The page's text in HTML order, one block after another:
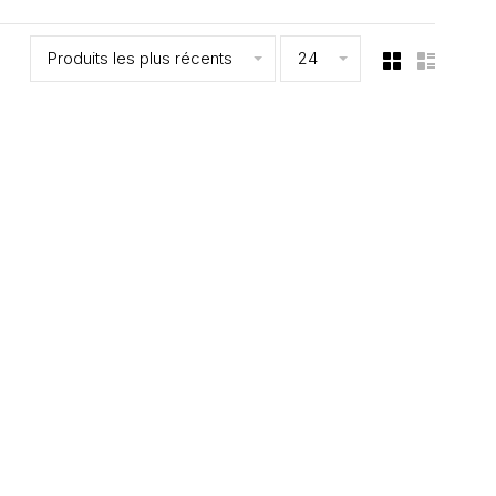
Produits les plus récents 24